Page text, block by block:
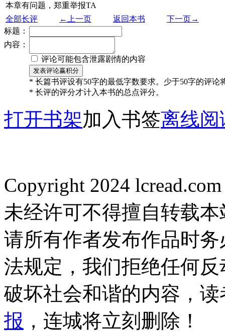
本章有问题，郑重举报TA
全部长评
←上一页 返回本书
下一页→
标题：
内容：
评论可能包含泄露剧情的内容
* 长篇书评设有50字的最低字数要求。少于50字的评论
* 长评的评分才计入本书的总点评分。
打开书架加入书签离线阅
Copyright 2024
未经许可不得擅自转载
请所有作者发布作品时
法规定，我们拒绝任何
破坏社会和谐的内容，
报 ，连城将立刻删除！